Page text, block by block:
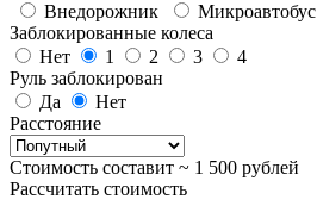
Внедорожник
Микроавтобус
Заблокированные колеса
Нет
1 2 3
4
Руль заблокирован
Да
Нет
Расстояние
Стоимость составит ~ 1 500 рублей
Рассчитать стоимость